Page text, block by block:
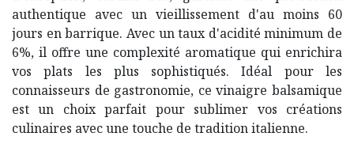
authentique avec un vieillissement d'au moins 60
jours en barrique. Avec un taux d'acidité minimum de
6%, il offre une complexité aromatique qui enrichira
vos plats les plus sophistiqués. Idéal pour les
connaisseurs de gastronomie, ce vinaigre balsamique
est un choix parfait pour sublimer vos créations
culinaires avec une touche de tradition italienne.